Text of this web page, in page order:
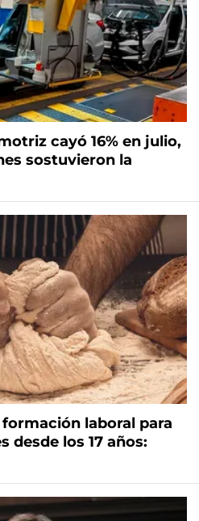
cayó 16% en julio,
sostuvieron la
laboral para
desde los 17 años: